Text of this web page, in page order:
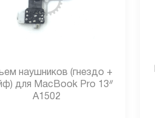
наушников (гнездо +
для MacBook Pro 13ᐥ
A1502